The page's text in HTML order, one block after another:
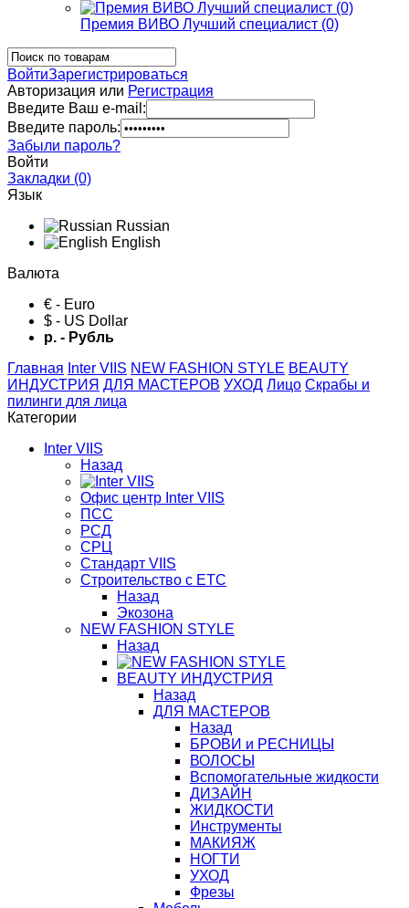
Премия ВИВО Лучший специалист (0)
ВойтиЗарегистрироваться
Авторизация или Регистрация
Введите Ваш e-mail:
Введите пароль:
Забыли пароль?
Войти
Закладки (0)
Язык
Russian
English
Валюта
€ - Euro
$ - US Dollar
р. - Рубль
Главная Inter VIIS NEW FASHION STYLE BЕАUTY
ИНДУСТРИЯ ДЛЯ МАСТЕРОВ УХОД Лицо Скрабы и
пилинги для лица
Категории
Inter VIIS
Назад
Офис центр Inter VIIS
ПСС
РСД
СРЦ
Стандарт VIIS
Строительство с ЕТС
Назад
Экозона
NEW FASHION STYLE
Назад
BЕАUTY ИНДУСТРИЯ
Назад
ДЛЯ МАСТЕРОВ
Назад
БРОВИ и РЕСНИЦЫ
ВОЛОСЫ
Вспомогательные жидкости
ДИЗАЙН
ЖИДКОСТИ
Инструменты
МАКИЯЖ
НОГТИ
УХОД
Фрезы